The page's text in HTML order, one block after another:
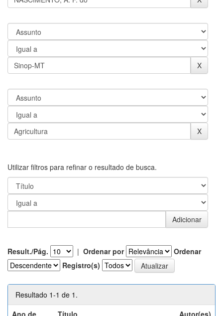
Utilizar filtros para refinar o resultado de busca.
Result./Pág. | Ordenar por
Ordenar
Registro(s)
Resultado 1-1 de 1.
Ano de
Título Autor(es)